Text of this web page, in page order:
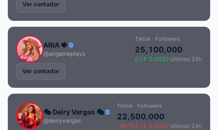
Ver contador
ARIA 🍓
@arigameplays
Tiktok · Followers
25,100,000
0 (↑ 0.00%) últimas 24h
Ver contador
🎭 Deiry Vargas 🎭
@deiryvargas
Tiktok · Followers
22,500,000
-99,702 (↓ 0.44%) últimas 24h